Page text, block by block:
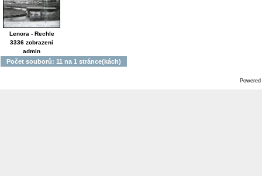
Lenora - Rechle
3336 zobrazení
admin
Počet souborů: 11 na 1 stránce(kách)